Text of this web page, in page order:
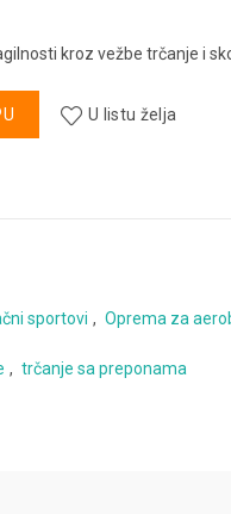
kroz vežbe trčanje i
- 15cm količina
U listu želja
sportovi , Oprema za
, trčanje sa preponama